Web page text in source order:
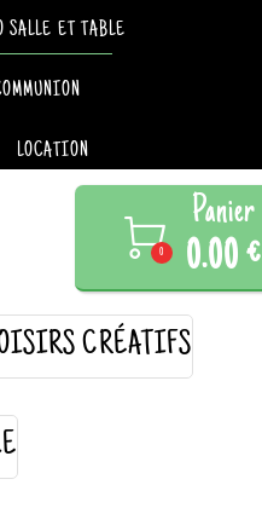
SALLE ET TABLE
LOCATION

0
Panier
0.00 €
CRÉATIFS